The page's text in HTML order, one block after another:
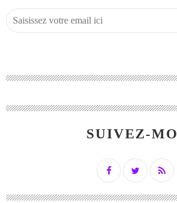
SUIVEZ-